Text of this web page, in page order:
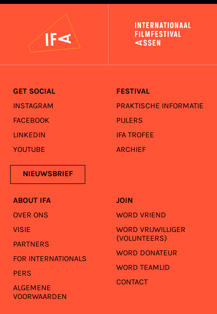
GET SOCIAL
INSTAGRAM
FACEBOOK
LINKEDIN
YOUTUBE
NIEUWSBRIEF
FESTIVAL
PRAKTISCHE INFORMATIE
PIJLERS
IFA TROFEE
ARCHIEF
ABOUT IFA
OVER ONS
VISIE
PARTNERS
FOR INTERNATIONALS
PERS
ALGEMENE
VOORWAARDEN
JOIN
WORD VRIEND
WORD VRIJWILLIGER
(VOLUNTEERS)
WORD DONATEUR
WORD TEAMLID
CONTACT